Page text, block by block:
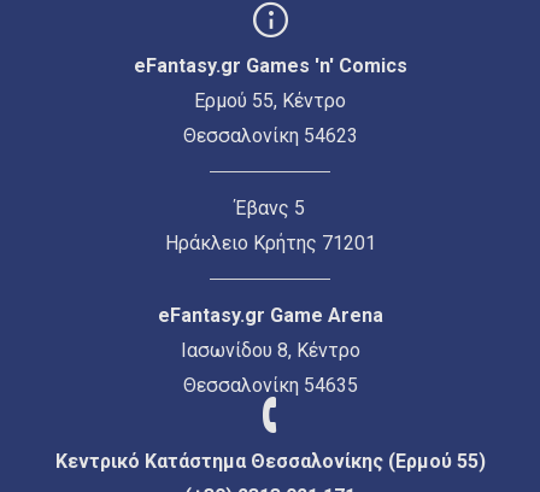
eFantasy.gr Games 'n' Comics
Ερμού 55, Κέντρο
Θεσσαλονίκη 54623
Έβανς 5
Ηράκλειο Κρήτης 71201
eFantasy.gr Game Arena
Ιασωνίδου 8, Κέντρο
Θεσσαλονίκη 54635
Κεντρικό Κατάστημα Θεσσαλονίκης (Ερμού 55)